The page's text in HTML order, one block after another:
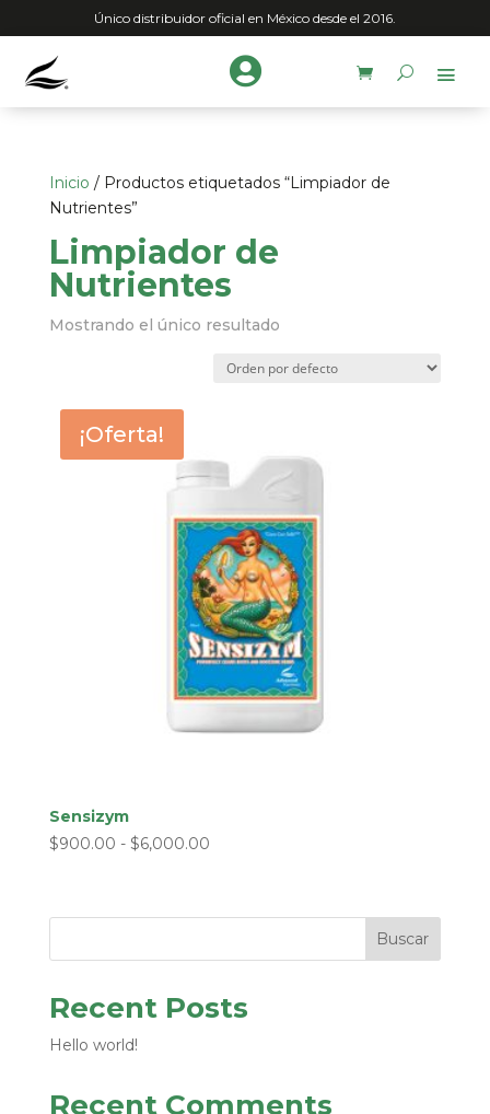
Único distribuidor oficial en México desde el 2016.

Inicio / Productos etiquetados “Limpiador de
Nutrientes”
Limpiador de
Nutrientes
Mostrando el único resultado
¡Oferta!
Sensizym
$900.00 - $6,000.00Rango
desde
Buscar
Recent Posts
Hello world!
Recent Comments